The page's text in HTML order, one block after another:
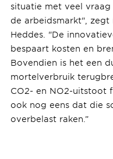
situatie met veel
de arbeidsmarkt",
Heddes. "De
bespaart kosten en
Bovendien is het een
mortelverbruik
CO2- en NO2-uitstoot
ook nog eens dat die
overbelast raken.”